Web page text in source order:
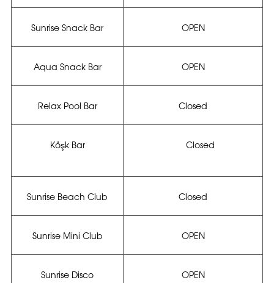
Sunrise Snack Bar OPEN
Aqua Snack Bar OPEN
Relax Pool Bar Closed
Köşk Bar Closed
Sunrise Beach Club Closed
Sunrise Mini Club OPEN
Sunrise Disco OPEN